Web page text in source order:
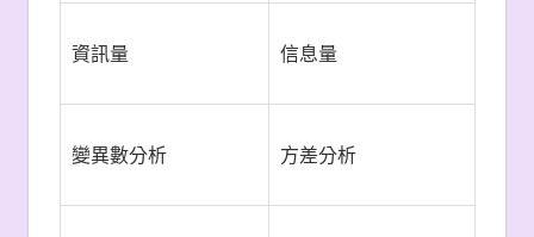
資訊量 信息量
變異數分析 方差分析